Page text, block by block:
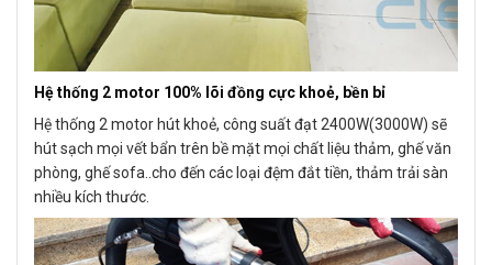
Hệ thống 2 motor 100% lõi đồng cực khoẻ, bền bỉ
Hệ thống 2 motor hút khoẻ, công suất đạt 2400W(3000W) sẽ
hút sạch mọi vết bẩn trên bề mặt mọi chất liệu thảm, ghế văn
phòng, ghế sofa..cho đến các loại đệm đắt tiền, thảm trải sàn
nhiều kích thước.